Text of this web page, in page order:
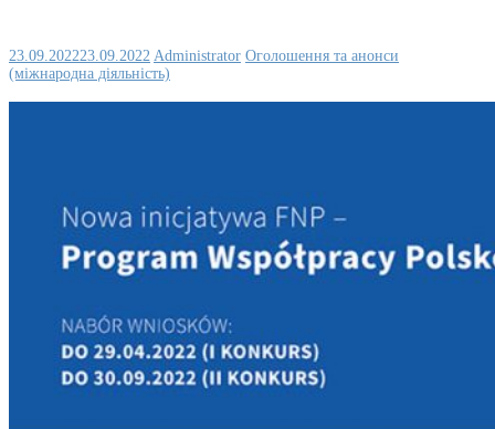
23.09.202223.09.2022 Administrator Оголошення та анонси
(міжнародна діяльність)